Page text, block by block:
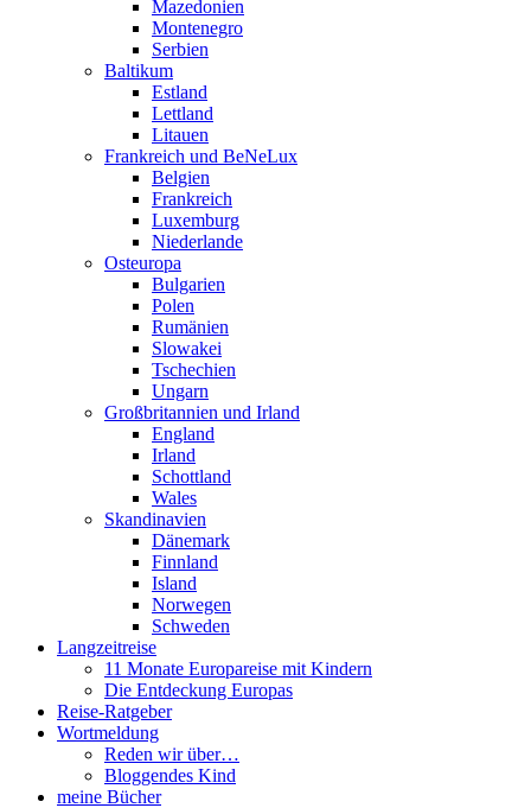
Mazedonien
Montenegro
Serbien
Baltikum
Estland
Lettland
Litauen
Frankreich und BeNeLux
Belgien
Frankreich
Luxemburg
Niederlande
Osteuropa
Bulgarien
Polen
Rumänien
Slowakei
Tschechien
Ungarn
Großbritannien und Irland
England
Irland
Schottland
Wales
Skandinavien
Dänemark
Finnland
Island
Norwegen
Schweden
Langzeitreise
11 Monate Europareise mit Kindern
Die Entdeckung Europas
Reise-Ratgeber
Wortmeldung
Reden wir über…
Bloggendes Kind
meine Bücher